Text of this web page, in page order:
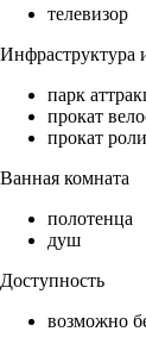
телевизор
Инфраструктура
парк
прокат
прокат
Ванная комната
полотенца
душ
Доступность
возможно